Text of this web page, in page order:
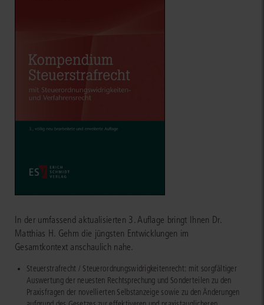
In der umfassend aktualisierten 3. Auflage bringt Ihnen Dr.
Matthias H. Gehm die jüngsten Entwicklungen im
Gesamtkontext anschaulich nahe.
Steuerstrafrecht / Steuerordnungswidrigkeitenrecht: mit sorgfältiger
Auswertung der neuesten Rechtsprechung und Sonderteilen zu den
Praxisfragen der novellierten Selbstanzeige sowie zu den Änderungen